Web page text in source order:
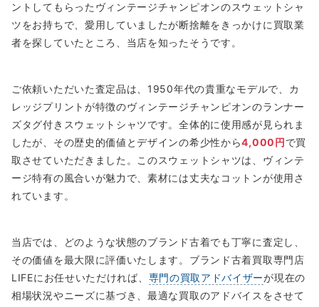
ントしてもらったヴィンテージチャンピオンのスウェットシャ
ツをお持ちで、愛用していましたが断捨離をきっかけに買取業
者を探していたところ、当店を知ったそうです。
ご依頼いただいた査定品は、1950年代の貴重なモデルで、カ
レッジプリントが特徴のヴィンテージチャンピオンのランナー
ズタグ付きスウェットシャツです。全体的に使用感が見られま
したが、その歴史的価値とデザインの希少性から4,000円で買
取させていただきました。このスウェットシャツは、ヴィンテ
ージ特有の風合いが魅力で、素材には丈夫なコットンが使用さ
れています。
当店では、どのような状態のブランド古着でも丁寧に査定し、
その価値を最大限に評価いたします。ブランド古着買取専門店
LIFEにお任せいただければ、 専門の買取アドバイザーが現在の
相場状況やニーズに基づき、最適な買取のアドバイスをさせて